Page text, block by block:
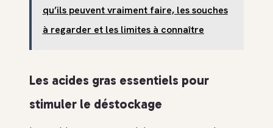
qu’ils peuvent vraiment faire, les souches
à regarder et les limites à connaître
Les acides gras essentiels pour
stimuler le déstockage